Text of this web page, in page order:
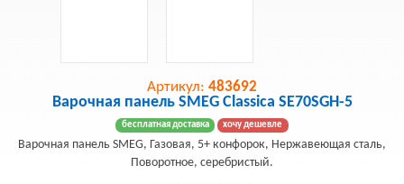
Артикул: 483692
Варочная панель SMEG Classica SE70SGH-5
бесплатная доставка хочу дешевле
Варочная панель SMEG, Газовая, 5+ конфорок, Нержавеющая сталь,
Поворотное, серебристый.